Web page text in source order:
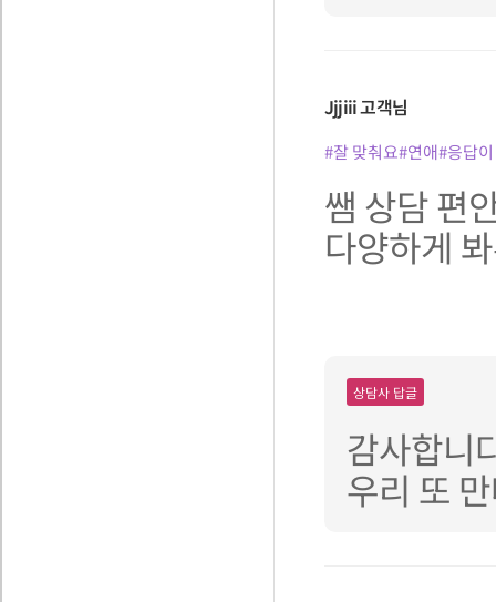
Jjjiii고객님
#잘 맞춰요#연애#응답
쌤 상담 편
다양하게
상담사 답글
감사합니
우리 또